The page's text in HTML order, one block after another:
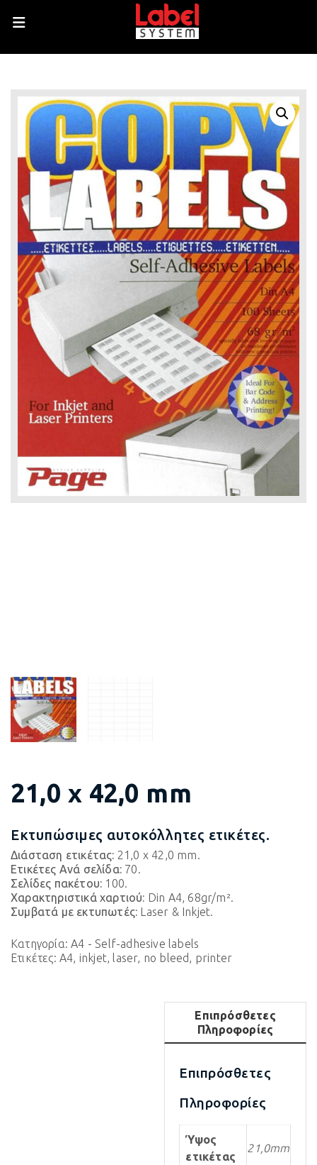
21,0 x 42,0 mm
Εκτυπώσιμες αυτοκόλλητες ετικέτες.
Διάσταση ετικέτας: 21,0 x 42,0 mm.
Ετικέτες Ανά σελίδα: 70.
Σελίδες πακέτου: 100.
Χαρακτηριστικά χαρτιού: Din A4, 68gr/m².
Συμβατά με εκτυπωτές: Laser & Inkjet.
Κατηγορία:A4 - Self-adhesive labels
Ετικέτες: A4, inkjet, laser, no bleed, printer
Επιπρόσθετες
Πληροφορίες
Επιπρόσθετες
Πληροφορίες
Ύψος
ετικέτας
21,0mm